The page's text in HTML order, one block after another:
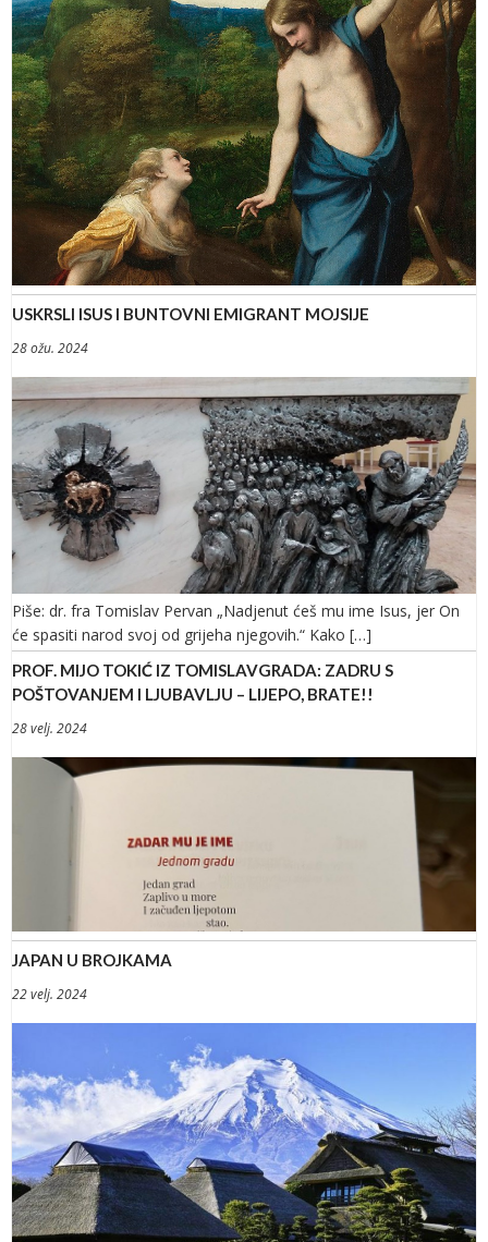
USKRSLI ISUS I BUNTOVNI EMIGRANT MOJSIJE
28 ožu. 2024
Piše: dr. fra Tomislav Pervan „Nadjenut ćeš mu ime Isus, jer On
će spasiti narod svoj od grijeha njegovih.“ Kako […]
PROF. MIJO TOKIĆ IZ TOMISLAVGRADA: ZADRU S
POŠTOVANJEM I LJUBAVLJU – LIJEPO, BRATE!!
28 velj. 2024
JAPAN U BROJKAMA
22 velj. 2024